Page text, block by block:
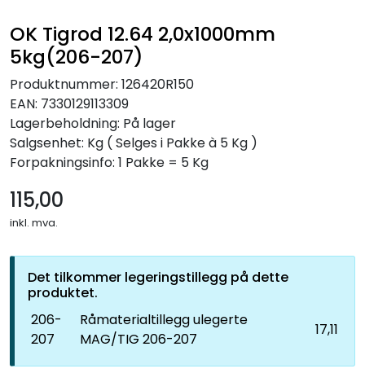
OK Tigrod 12.64 2,0x1000mm
5kg(206-207)
Produktnummer: 126420R150
EAN: 7330129113309
Lagerbeholdning: På lager
Salgsenhet: Kg ( Selges i Pakke à 5 Kg )
Forpakningsinfo: 1 Pakke = 5 Kg
115,00
inkl. mva.
Det tilkommer legeringstillegg på dette
produktet.
206-
207
Råmaterialtillegg ulegerte
MAG/TIG 206-207
17,11